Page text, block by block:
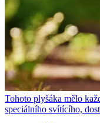
Tohoto plyšáka mělo
speciálního svítícího,